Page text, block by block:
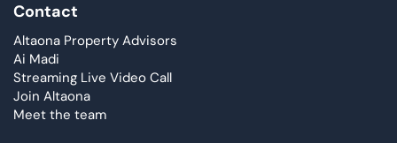
Contact
Altaona Property Advisors
Ai Madi
Streaming Live Video Call
Join Altaona
Meet the team